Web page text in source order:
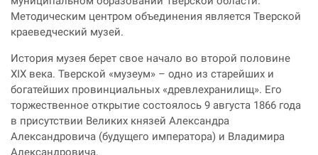
Методическим центром объединения является Тверской
краеведческий музей.
История музея берет свое начало во второй половине
XIX века. Тверской «музеум» – одно из старейших и
богатейших провинциальных «древлехранилищ». Его
торжественное открытие состоялось 9 августа 1866 года
в присутствии Великих князей Александра
Александровича (будущего императора) и Владимира
Александровича.